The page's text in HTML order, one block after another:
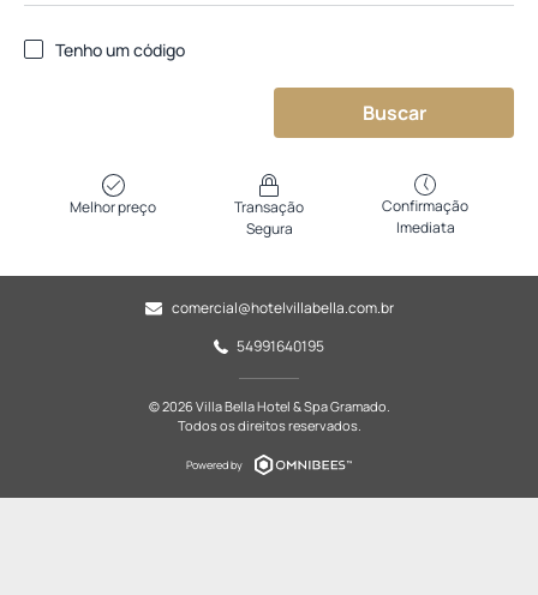
Tenho um código
Buscar
Melhor preço
Transação
Segura
Confirmação
Imediata
comercial@hotelvillabella.com.br
54991640195
© 2026 Villa Bella Hotel & Spa Gramado.
Todos os direitos reservados.
Powered by